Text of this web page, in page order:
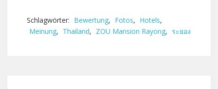
Schlagwörter: Bewertung, Fotos, Hotels,
Meinung, Thailand, ZOU Mansion Rayong, ระยอง